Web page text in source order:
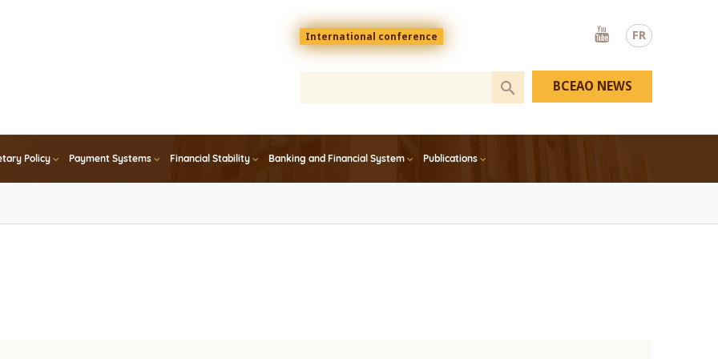
FR
Menu
top
En
International conference
Youtube
Policy Payment Systems Financial Stability Banking and Financial System Publications
BCEAO NEWS